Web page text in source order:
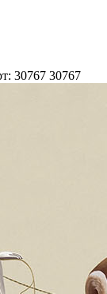
30767 30767